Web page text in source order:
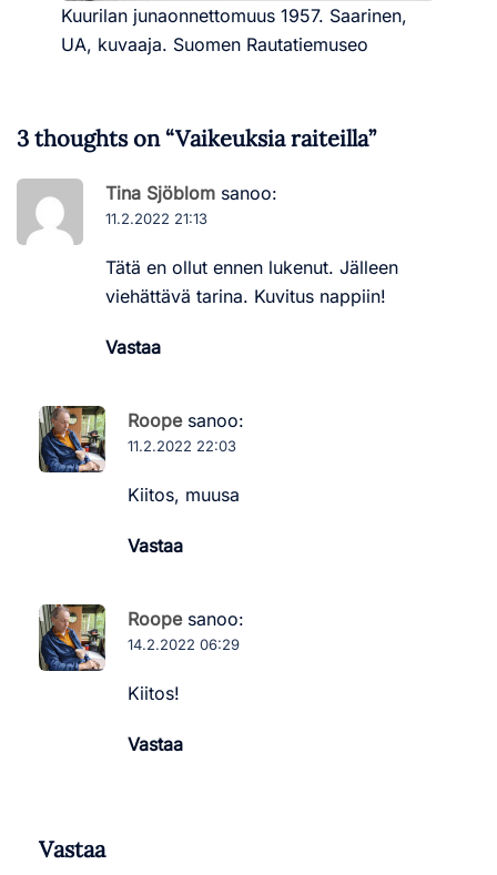
Kuurilan junaonnettomuus 1957. Saarinen,
UA, kuvaaja. Suomen Rautatiemuseo
3 thoughts on “Vaikeuksia raiteilla”
Tina Sjöblom sanoo:
11.2.2022 21:13
Tätä en ollut ennen lukenut. Jälleen
viehättävä tarina. Kuvitus nappiin!
Vastaa
Roope sanoo:
11.2.2022 22:03
Kiitos, muusa
Vastaa
Roope sanoo:
14.2.2022 06:29
Kiitos!
Vastaa
Vastaa